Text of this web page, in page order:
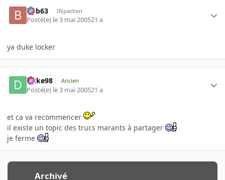
bob63 INpactien
Posté(e) le 3 mai 200521 a
ya duke locker
Duke98 Ancien
Posté(e) le 3 mai 200521 a
et ca va recommencer
il existe un topic des trucs marants à partager
je ferme
Archivé